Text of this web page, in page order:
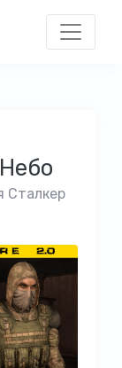
Сталкер